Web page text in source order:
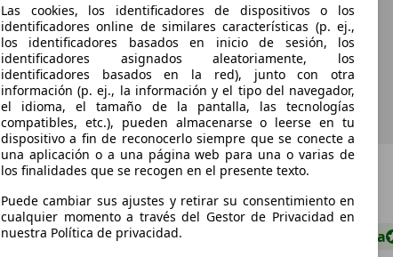
€ 10.500 oferta
Las cookies, los identificadores de dispositivos o los
identificadores online de similares características (p. ej.,
los identificadores basados en inicio de sesión, los
identificadores asignados aleatoriamente, los
identificadores basados en la red), junto con otra
información (p. ej., la información y el tipo del navegador,
el idioma, el tamaño de la pantalla, las tecnologías
compatibles, etc.), pueden almacenarse o leerse en tu
dispositivo a fin de reconocerlo siempre que se conecte a
una aplicación o a una página web para una o varias de
los finalidades que se recogen en el presente texto.
Puede cambiar sus ajustes y retirar su consentimiento en
cualquier momento a través del Gestor de Privacidad en
nuestra Política de privacidad.